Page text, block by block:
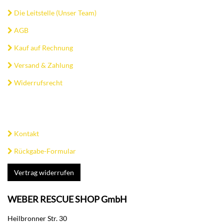
Die Leitstelle (Unser Team)
AGB
Kauf auf Rechnung
Versand & Zahlung
Widerrufsrecht
Kontakt
Rückgabe-Formular
Vertrag widerrufen
WEBER RESCUE SHOP GmbH
Heilbronner Str. 30